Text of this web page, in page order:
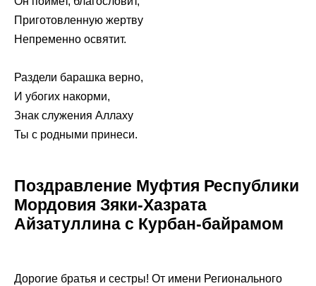
Приготовленную жертву
Непременно освятит.
Раздели барашка верно,
И убогих накорми,
Знак служения Аллаху
Ты с родными принеси.
Поздравление Муфтия Республики
Мордовия Зяки-Хазрата
Айзатуллина с Курбан-байрамом
Дорогие братья и сестры! От имени Регионального